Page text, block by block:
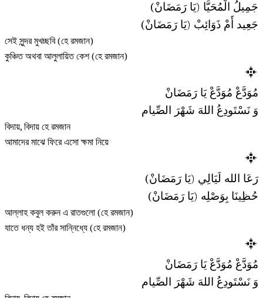
جَمِيلُ الْمُحَيَّا (يَا رَمَضَانْ)
جَعِيد أَمْ ذَوَائِبْ (يَا رَمَضَانْ)
সেই সুন্দর মুখচ্ছবি (হে রমজান)
কুঞ্চিত অথবা আলুলায়িত কেশ (হে রমজান)
مُوَدَّعْ مُوَدَّعْ يَا رَمَضَانْ
وَ نَسْتَودِعُ اللهَ شَهْرَ الصِّيام
বিদায়, বিদায় হে রমজান
আমাদের মাঝে ফিরে এসো ক্ষমা নিয়ে
رَعَا الله لَيَالِي (يَا رَمَضَانْ)
حُظِينَا بِوَصْلِه (يَا رَمَضَانْ)
আল্লাহ কবুল করুন এ রাতগুলো (হে রমজান)
যাতে ধন্য হই তাঁর সান্নিধ্যে (হে রমজান)
مُوَدَّعْ مُوَدَّعْ يَا رَمَضَانْ
وَ نَسْتَودِعُ اللهَ شَهْرَ الصِّيام